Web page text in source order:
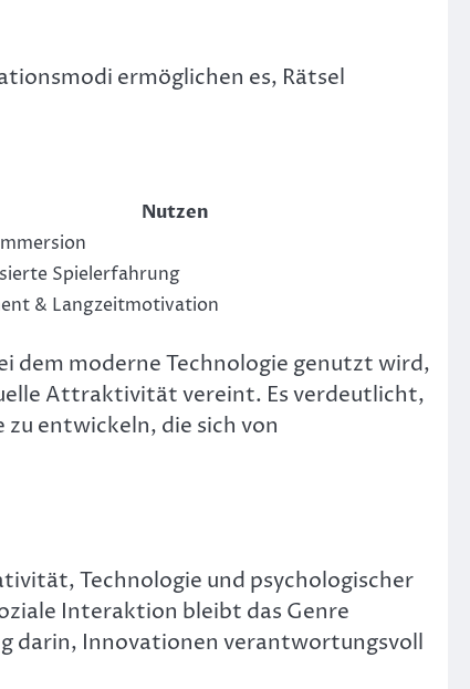
ermöglichen es, Rätsel
Nutzen
Spielerfahrung
& Langzeitmotivation
dem moderne Technologie genutzt wird,
Attraktivität vereint. Es verdeutlicht,
entwickeln, die sich von
Technologie und psychologischer
Interaktion bleibt das Genre
darin, Innovationen verantwortungsvoll